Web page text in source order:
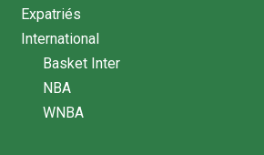
Expatriés
International
Basket Inter
NBA
WNBA